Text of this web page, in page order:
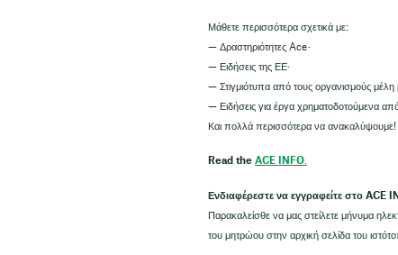
Μάθετε περισσότερα σχετικά με:
— Δραστηριότητες Ace·
— Ειδήσεις της ΕΕ·
— Στιγμιότυπα από τους οργανισμούς μέλη
— Ειδήσεις για έργα χρηματοδοτούμενα
Και πολλά περισσότερα να ανακαλύψουμε!
Read the ACE INFO.
Ενδιαφέρεστε να εγγραφείτε στο ACE
Παρακαλείσθε να μας στείλετε μήνυμα
του μητρώου στην αρχική σελίδα του